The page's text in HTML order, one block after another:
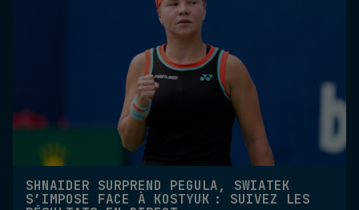
SHNAIDER SURPREND PEGULA, SWIATEK
S’IMPOSE FACE À KOSTYUK : SUIVEZ LES